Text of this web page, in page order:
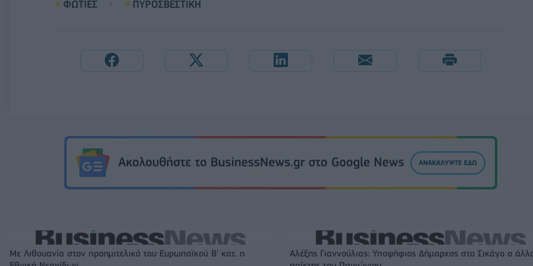
ΦΩΤΙΕΣ ΠΥΡΟΣΒΕΣΤΙΚΗ
Με Λιθουανία στον προημιτελικό του Ευρωπαϊκού Β' κατ. η
Αλέξης Γιαννούλιας: Υποψήφιος Δήμαρχος στο Σικάγο ο